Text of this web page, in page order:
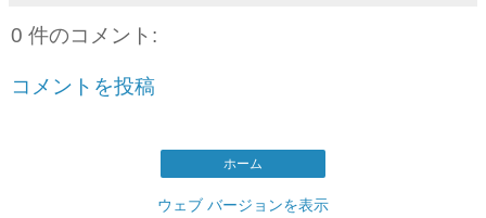
0 件のコメント:
コメントを投稿
ホーム
ウェブ バージョンを表示